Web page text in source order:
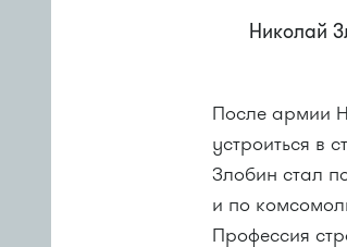
Николай
После армии
устроиться в
Злобин стал
и по
Профессия